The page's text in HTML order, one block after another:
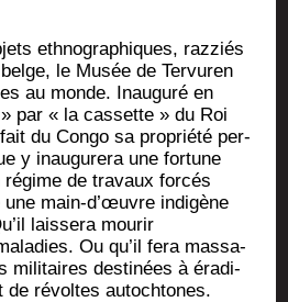
eth­no­gra­phiques, raz­ziés
le Musée de Ter­vu­ren
au monde. Inau­gu­ré en
par « la cas­sette » du Roi
du Congo sa pro­prié­té per­
y inau­gu­re­ra une for­tune
de tra­vaux for­cés
main‑d’œuvre indi­gène
lais­se­ra mou­rir
Ou qu’il fera mas­sa­
mili­taires des­ti­nées à éra­di­
de révoltes autochtones.